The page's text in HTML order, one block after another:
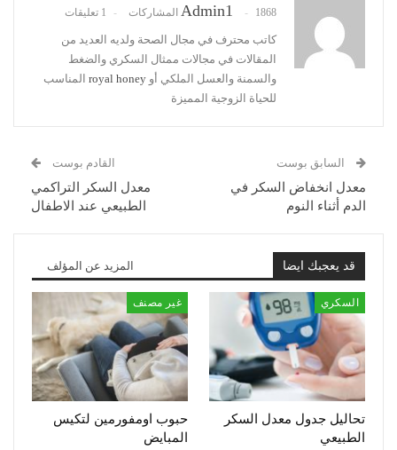
Admin1 1868 المشاركات 1 تعليقات
كاتب محترف في مجال الصحة ولديه العديد من
المقالات في مجالات ممثال السكري والضغط
والسمنة والعسل الملكي أو royal honey المناسب
للحياة الزوجية المميزة
السابق بوست
معدل انخفاض السكر في
الدم أثناء النوم
القادم بوست
معدل السكر التراكمي
الطبيعي عند الاطفال
قد يعجبك ايضا المزيد عن المؤلف
السكري
تحاليل جدول معدل السكر
الطبيعي
غير مصنف
حبوب اومفورمين لتكيس
المبايض